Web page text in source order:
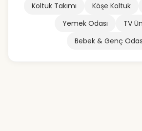
Koltuk Takımı Köşe Koltuk
Yemek Odası
TV
Bebek & Genç